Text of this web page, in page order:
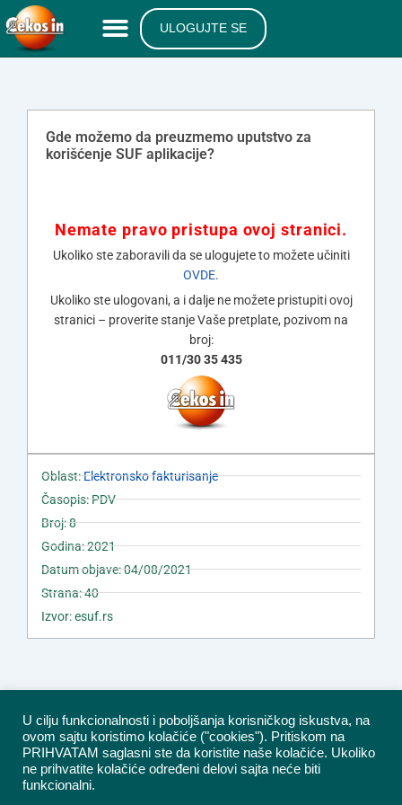
ULOGUJTE SE
Gde možemo da preuzmemo uputstvo za
korišćenje SUF aplikacije?
Nemate pravo pristupa ovoj stranici.
Ukoliko ste zaboravili da se ulogujete to možete učiniti
OVDE.
Ukoliko ste ulogovani, a i dalje ne možete pristupiti ovoj
stranici – proverite stanje Vaše pretplate, pozivom na
broj:
011/30 35 435
Oblast:Elektronsko fakturisanje
Časopis: PDV
Broj: 8
Godina: 2021
Datum objave: 04/08/2021
Strana: 40
Izvor: esuf.rs
U cilju funkcionalnosti i poboljšanja korisničkog iskustva, na
ovom sajtu koristimo kolačiće ("cookies"). Pritiskom na
PRIHVATAM saglasni ste da koristite naše kolačiće. Ukoliko
ne prihvatite kolačiće određeni delovi sajta neće biti
funkcionalni.